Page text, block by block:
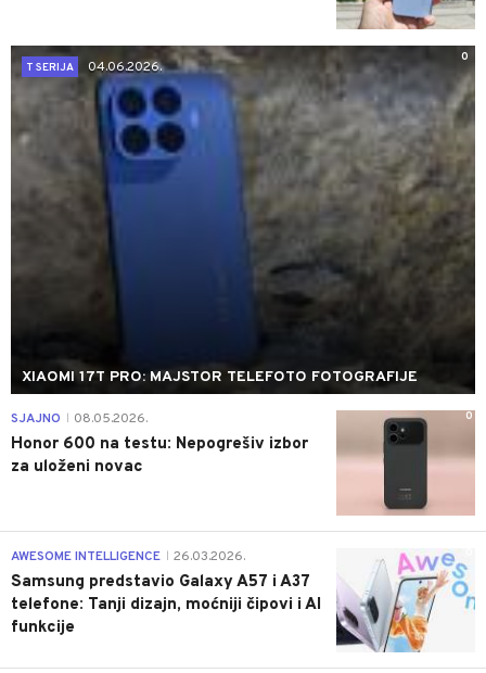
0
T SERIJA
04.06.2026.
XIAOMI 17T PRO: MAJSTOR TELEFOTO FOTOGRAFIJE
0
SJAJNO 08.05.2026.
Honor 600 na testu: Nepogrešiv izbor
za uloženi novac
AWESOME INTELLIGENCE 26.03.2026.
Samsung predstavio Galaxy A57 i A37
telefone: Tanji dizajn, moćniji čipovi i AI
funkcije